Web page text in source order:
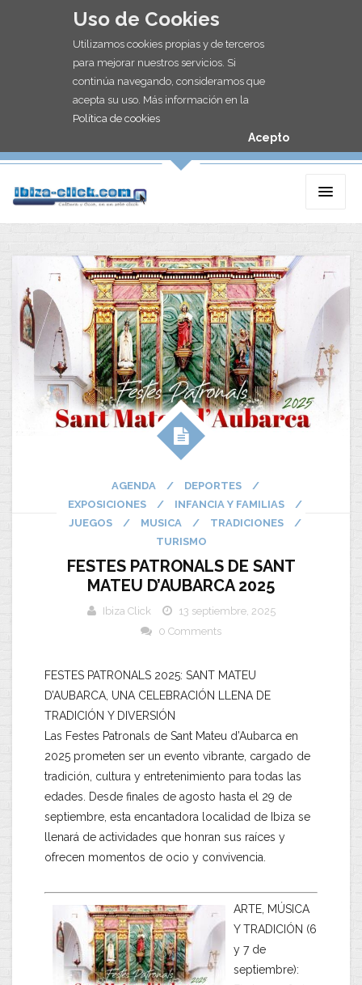
Uso de Cookies
Utilizamos cookies propias y de terceros
para mejorar nuestros servicios. Si
continúa navegando, consideramos que
acepta su uso. Más información en la
Política de cookies
Acepto
AGENDA / DEPORTES
/
EXPOSICIONES
/ INFANCIA Y FAMILIAS
/
JUEGOS
/ MUSICA / TRADICIONES
/
TURISMO
FESTES PATRONALS DE SANT
MATEU D’AUBARCA 2025
Ibiza Click
13 septiembre, 2025
0 Comments
FESTES PATRONALS 2025: SANT MATEU
D’AUBARCA, UNA CELEBRACIÓN LLENA DE
TRADICIÓN Y DIVERSIÓN
Las Festes Patronals de Sant Mateu d’Aubarca en
2025 prometen ser un evento vibrante, cargado de
tradición, cultura y entretenimiento para todas las
edades. Desde finales de agosto hasta el 29 de
septiembre, esta encantadora localidad de Ibiza se
llenará de actividades que honran sus raíces y
ofrecen momentos de ocio y convivencia.
ARTE, MÚSICA
Y TRADICIÓN (6
y 7 de
septiembre):